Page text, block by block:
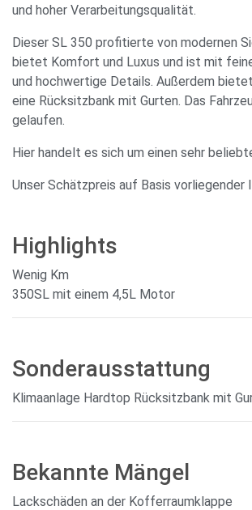
und hoher Verarbeitungsqualität.
Dieser SL 350 profitierte von modernen
bietet Komfort und Luxus und ist mit
und hochwertige Details. Außerdem
eine Rücksitzbank mit Gurten. Das
gelaufen.
Hier handelt es sich um einen sehr
Unser Schätzpreis auf Basis vorliegender
Highlights
Wenig Km
350SL mit einem 4,5L Motor
Sonderausstattung
Klimaanlage Hardtop Rücksitzbank mit
Bekannte Mängel
Lackschäden an der Kofferraumklappe